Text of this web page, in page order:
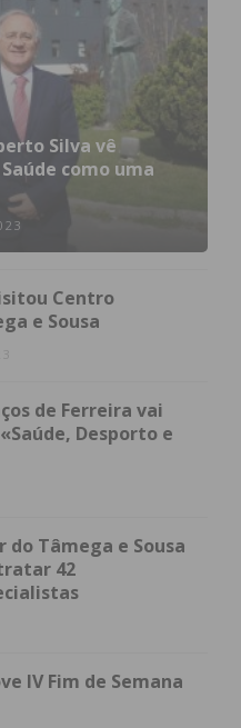
Silva vê
como uma
Centro
e Sousa
de Ferreira vai
Desporto e
Tâmega e Sousa
42
IV Fim de Semana